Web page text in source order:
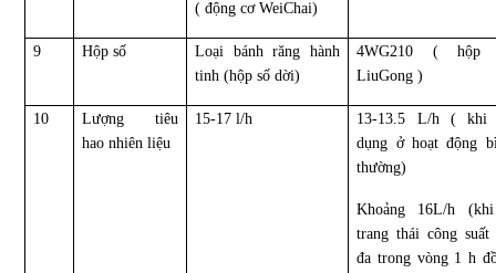
( động cơ WeiChai)
9 Hộp số
Loại bánh răng hành
tinh (hộp số dời)
4WG210 ( hộp
LiuGong )
10
Lượng tiêu
hao nhiên liệu
15-17 l/h
13-13.5 L/h ( khi
dụng ở hoạt động
thường)
Khoảng 16L/h
trang thái công suất
đa trong vòng 1 h